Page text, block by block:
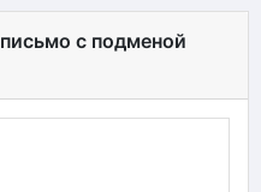
с подменой